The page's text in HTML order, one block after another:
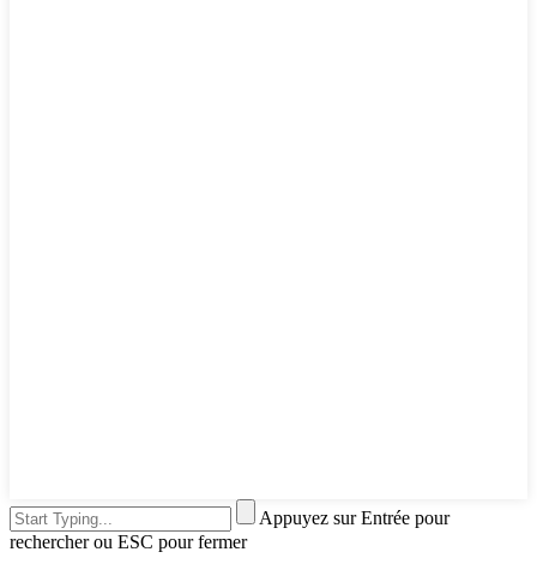
Appuyez sur Entrée pour
rechercher ou ESC pour fermer